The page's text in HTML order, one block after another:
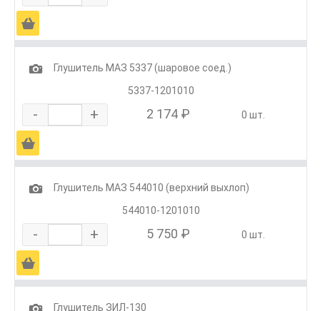
Ä
1
Глушитель МАЗ 5337 (шаровое соед.)
5337-1201010
- + 2 174 ₽ 0 шт.
Ä
1
Глушитель МАЗ 544010 (верхний выхлоп)
544010-1201010
- + 5 750 ₽ 0 шт.
Ä
Глушитель ЗИЛ-130